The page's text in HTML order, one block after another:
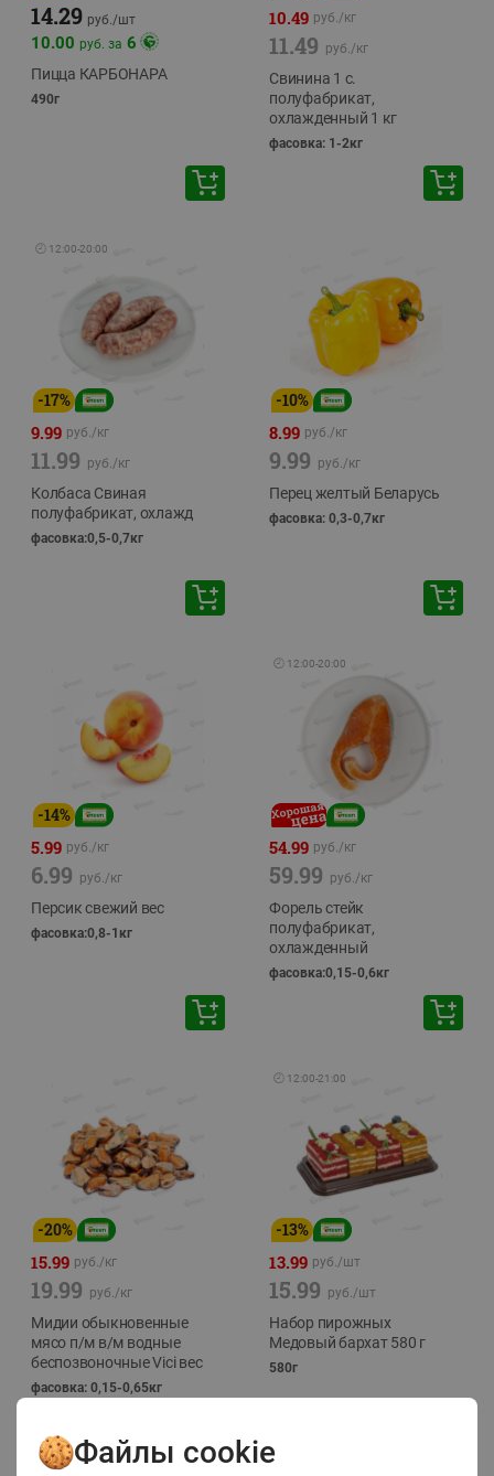
14.29 руб./шт
10.00 руб. за 6
Пицца КАРБОНАРА
490г
10.49 руб./кг
11.49 руб./кг
Свинина 1 с.
полуфабрикат,
охлажденный 1 кг
фасовка: 1-2кг
🕘 12:00-20:00
-17%
9.99 руб./кг
11.99 руб./кг
Колбаса Свиная
полуфабрикат, охлажд
фасовка:0,5-0,7кг
-10%
8.99 руб./кг
9.99 руб./кг
Перец желтый Беларусь
фасовка: 0,3-0,7кг
-14%
5.99 руб./кг
6.99 руб./кг
Персик свежий вес
фасовка:0,8-1кг
🕘 12:00-20:00
54.99 руб./кг
59.99 руб./кг
Форель стейк
полуфабрикат,
охлажденный
фасовка:0,15-0,6кг
-20%
15.99 руб./кг
19.99 руб./кг
Мидии обыкновенные
мясо п/м в/м водные
беспозвоночные Vici вес
фасовка: 0,15-0,65кг
🕘 12:00-21:00
-13%
13.99 руб./шт
15.99 руб./шт
Набор пирожных
Медовый бархат 580 г
580г
Файлы cookie